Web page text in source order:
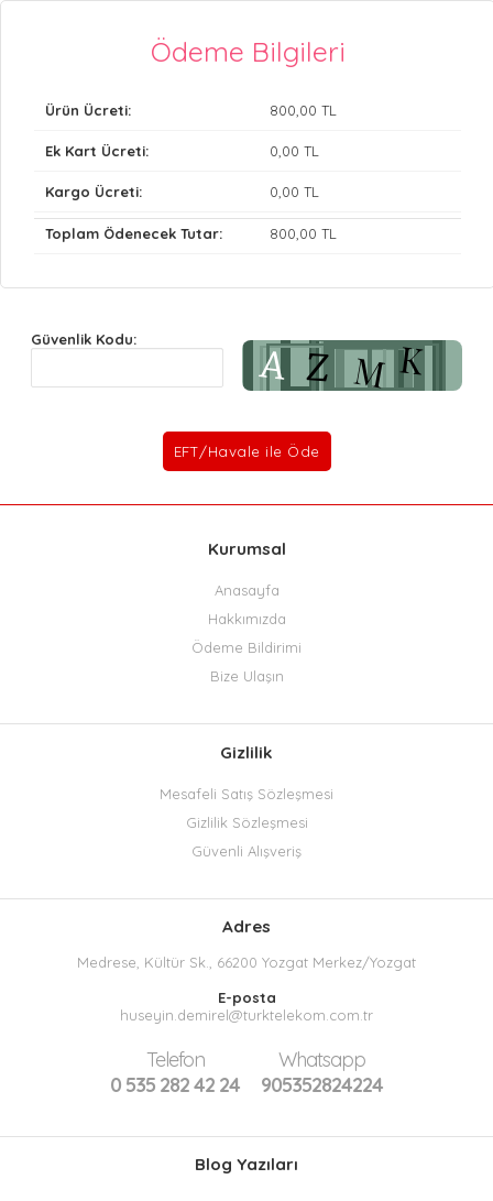
Ödeme Bilgileri
Ürün Ücreti: 800 ,00 TL
Ek Kart Ücreti: 0 ,00 TL
Kargo Ücreti: 0 ,00 TL
Toplam Ödenecek Tutar: 800 ,00 TL
Güvenlik Kodu:
Kurumsal
Anasayfa
Hakkımızda
Ödeme Bildirimi
Bize Ulaşın
Gizlilik
Mesafeli Satış Sözleşmesi
Gizlilik Sözleşmesi
Güvenli Alışveriş
Adres
Medrese, Kültür Sk., 66200 Yozgat Merkez/Yozgat
E-posta
huseyin.demirel@turktelekom.com.tr
Telefon
0 535 282 42 24
Whatsapp
905352824224
Blog Yazıları